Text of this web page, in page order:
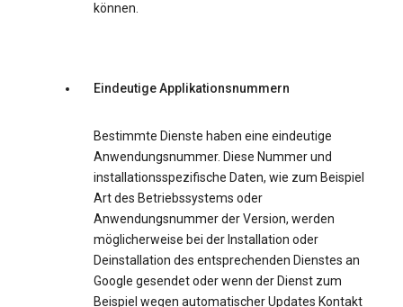
können.
Eindeutige Applikationsnummern
Bestimmte Dienste haben eine eindeutige
Anwendungsnummer. Diese Nummer und
installationsspezifische Daten, wie zum Beispiel
Art des Betriebssystems oder
Anwendungsnummer der Version, werden
möglicherweise bei der Installation oder
Deinstallation des entsprechenden Dienstes an
Google gesendet oder wenn der Dienst zum
Beispiel wegen automatischer Updates Kontakt